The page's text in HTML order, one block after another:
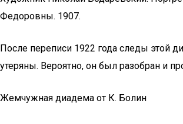
Федоровны. 1907.
После переписи 1922 года следы этой
утеряны. Вероятно, он был разобран и
Жемчужная диадема от К. Болин